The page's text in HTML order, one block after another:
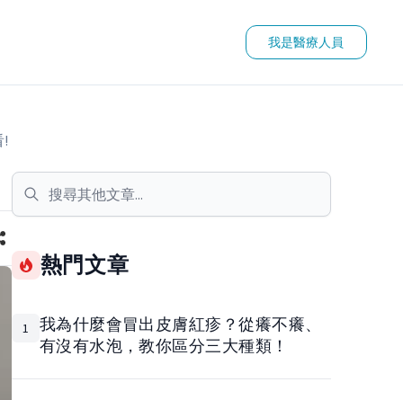
我是醫療人員
!
熱門文章
1
我為什麼會冒出皮膚紅疹？從癢不癢、
有沒有水泡，教你區分三大種類！